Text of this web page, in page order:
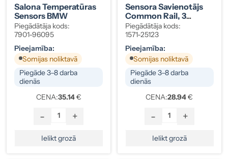
Salona Temperatūras
Sensors BMW
Piegādātāja kods:
7901-96095
Pieejamība:
Somijas noliktavā
Piegāde 3–8 darba
dienās
CENA:35.14€
- +
Ielikt grozā
Sensora Savienotājs
Common Rail, 3
Spailes 71749542
Piegādātāja kods:
1571-25123
Pieejamība:
Somijas noliktavā
Piegāde 3–8 darba
dienās
CENA:28.94€
- +
Ielikt grozā